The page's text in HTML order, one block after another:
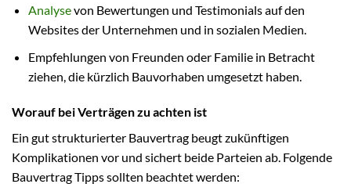
Analysevon Bewertungen und Testimonials auf den
Websites der Unternehmen und in sozialen Medien.
Empfehlungen von Freunden oder Familie in Betracht
ziehen, die kürzlich Bauvorhaben umgesetzt haben.
Worauf bei Verträgen zu achten ist
Ein gut strukturierter Bauvertrag beugt zukünftigen
Komplikationen vor und sichert beide Parteien ab. Folgende
Bauvertrag Tipps sollten beachtet werden: